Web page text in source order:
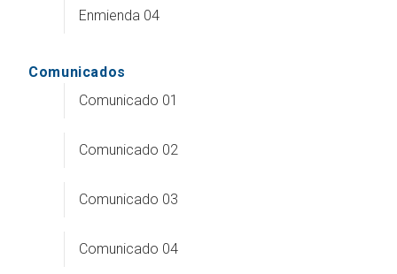
Enmienda 04
Comunicados
Comunicado 01
Comunicado 02
Comunicado 03
Comunicado 04